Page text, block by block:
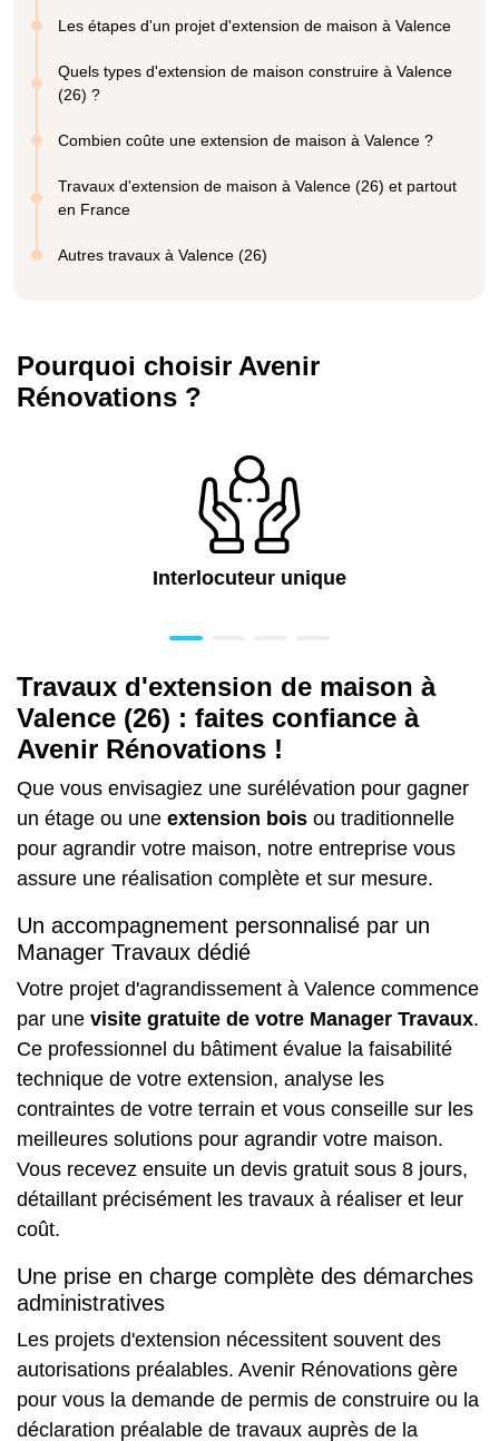
Les étapes d'un projet d'extension de maison à Valence
Quels types d'extension de maison construire à Valence
(26) ?
Combien coûte une extension de maison à Valence ?
Travaux d'extension de maison à Valence (26) et partout
en France
Autres travaux à Valence (26)
Pourquoi choisir Avenir
Rénovations ?
Interlocuteur unique
Travaux d'extension de maison à
Valence (26) : faites confiance à
Avenir Rénovations !
Que vous envisagiez une surélévation pour gagner
un étage ou une extension bois ou traditionnelle
pour agrandir votre maison, notre entreprise vous
assure une réalisation complète et sur mesure.
Un accompagnement personnalisé par un
Manager Travaux dédié
Votre projet d'agrandissement à Valence commence
par une visite gratuite de votre Manager Travaux.
Ce professionnel du bâtiment évalue la faisabilité
technique de votre extension, analyse les
contraintes de votre terrain et vous conseille sur les
meilleures solutions pour agrandir votre maison.
Vous recevez ensuite un devis gratuit sous 8 jours,
détaillant précisément les travaux à réaliser et leur
coût.
Une prise en charge complète des démarches
administratives
Les projets d'extension nécessitent souvent des
autorisations préalables. Avenir Rénovations gère
pour vous la demande de permis de construire ou la
déclaration préalable de travaux auprès de la